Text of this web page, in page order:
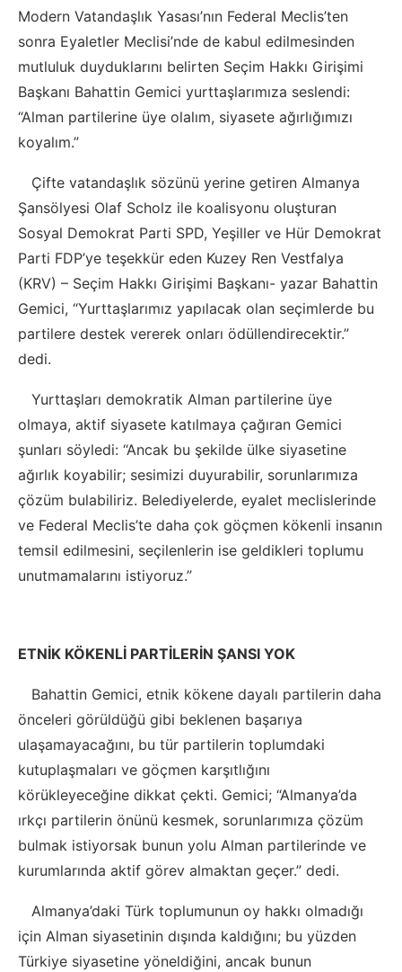
Modern Vatandaşlık Yasası’nın Federal Meclis’ten
sonra Eyaletler Meclisi’nde de kabul edilmesinden
mutluluk duyduklarını belirten Seçim Hakkı Girişimi
Başkanı Bahattin Gemici yurttaşlarımıza seslendi:
“Alman partilerine üye olalım, siyasete ağırlığımızı
koyalım.”
Çifte vatandaşlık sözünü yerine getiren Almanya
Şansölyesi Olaf Scholz ile koalisyonu oluşturan
Sosyal Demokrat Parti SPD, Yeşiller ve Hür Demokrat
Parti FDP’ye teşekkür eden Kuzey Ren Vestfalya
(KRV) – Seçim Hakkı Girişimi Başkanı- yazar Bahattin
Gemici, “Yurttaşlarımız yapılacak olan seçimlerde bu
partilere destek vererek onları ödüllendirecektir.”
dedi.
Yurttaşları demokratik Alman partilerine üye
olmaya, aktif siyasete katılmaya çağıran Gemici
şunları söyledi: “Ancak bu şekilde ülke siyasetine
ağırlık koyabilir; sesimizi duyurabilir, sorunlarımıza
çözüm bulabiliriz. Belediyelerde, eyalet meclislerinde
ve Federal Meclis’te daha çok göçmen kökenli insanın
temsil edilmesini, seçilenlerin ise geldikleri toplumu
unutmamalarını istiyoruz.”
ETNİK KÖKENLİ PARTİLERİN ŞANSI YOK
Bahattin Gemici, etnik kökene dayalı partilerin daha
önceleri görüldüğü gibi beklenen başarıya
ulaşamayacağını, bu tür partilerin toplumdaki
kutuplaşmaları ve göçmen karşıtlığını
körükleyeceğine dikkat çekti. Gemici; “Almanya’da
ırkçı partilerin önünü kesmek, sorunlarımıza çözüm
bulmak istiyorsak bunun yolu Alman partilerinde ve
kurumlarında aktif görev almaktan geçer.” dedi.
Almanya’daki Türk toplumunun oy hakkı olmadığı
için Alman siyasetinin dışında kaldığını; bu yüzden
Türkiye siyasetine yöneldiğini, ancak bunun